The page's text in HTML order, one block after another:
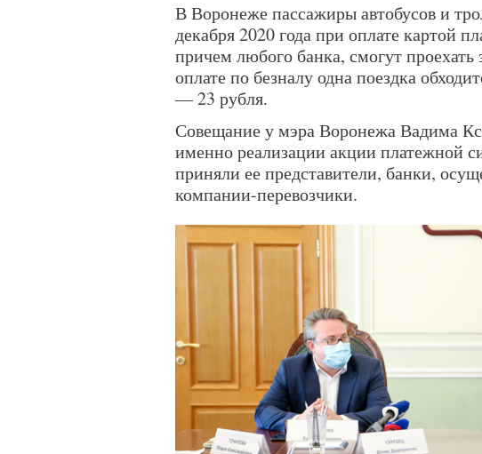
В Воронеже пассажиры автобусов и
декабря 2020 года при оплате картой
причем любого банка, смогут проехать
оплате по безналу одна поездка
— 23 рубля.
Совещание у мэра Воронежа Вадима
именно реализации акции платежной
приняли ее представители, банки,
компании-перевозчики.